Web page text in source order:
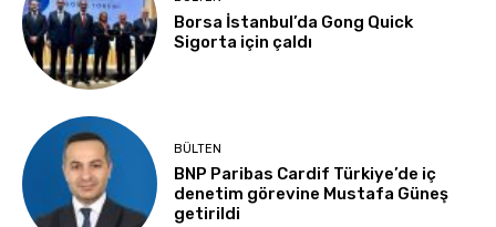
Borsa İstanbul’da Gong Quick
Sigorta için çaldı
BÜLTEN
BNP Paribas Cardif Türkiye’de iç
denetim görevine Mustafa Güneş
getirildi